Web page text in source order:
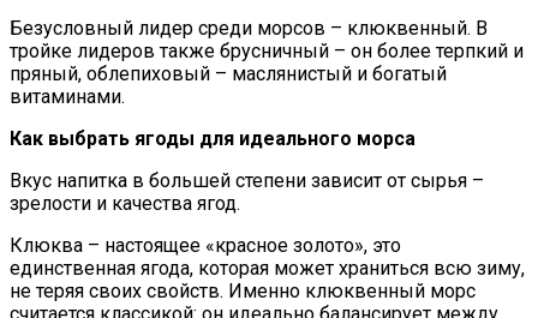
Безусловный лидер среди морсов – клюквенный. В
тройке лидеров также брусничный – он более терпкий и
пряный, облепиховый – маслянистый и богатый
витаминами.
Как выбрать ягоды для идеального морса
Вкус напитка в большей степени зависит от сырья –
зрелости и качества ягод.
Клюква – настоящее «красное золото», это
единственная ягода, которая может храниться всю зиму,
не теряя своих свойств. Именно клюквенный морс